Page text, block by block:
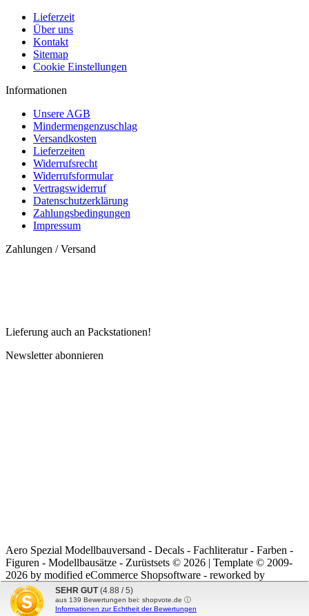
Lieferzeit
Über uns
Kontakt
Sitemap
Cookie Einstellungen
Informationen
Unsere AGB
Mindermengenzuschlag
Versandkosten
Lieferzeiten
Widerrufsrecht
Widerrufsformular
Vertragswiderruf
Datenschutzerklärung
Zahlungsbedingungen
Impressum
Zahlungen / Versand
Lieferung auch an Packstationen!
Newsletter abonnieren
Aero Spezial Modellbauversand - Decals - Fachliteratur - Farben -
Figuren - Modellbausätze - Zurüstsets © 2026 | Template © 2009-
2026 by modified eCommerce Shopsoftware - reworked by
noRiddle
modified eCommerce Shopsoftware © 2009-2026
Parse Time: 0.139s
SEHR GUT (4.88 / 5)
aus 139 Bewertungen bei: shopvote.de ⓘ
Informationen zur Echtheit der Bewertungen